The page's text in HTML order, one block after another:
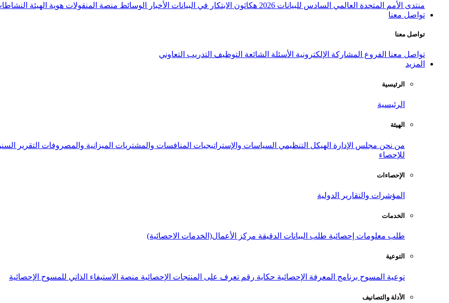
منتدى الأمم المتحدة العالمي السادس للبيانات 2026 هكاثون الابتكار في البيانات الأخبار الوسائط منصة المنقولات هوية الهيئة
تواصل معنا
تواصل معنا
تواصل معنا الفروع المشاركة الإلكترونية الأسئلة الشائعة التوظيف التدريب التعاوني
المزيد
الرئيسية
الرئيسية
الهيئة
من نحن مجلس الإدارة الهيكل التنظيمي السياسات والإستراتيجيات المنافسات والمشتريات الميزانية والمصروفات التقرير
للإحصاء
الإحصاءات
المؤشرات والتقارير الدولية
الخدمات
طلب معلومات إحصائية طلب البيانات الدقيقة مركز الأعمال(الخدمات الاحصائية)
التوعية
توعية المسوح برنامج المعرفة الإحصائية حكاية رقم تعرف على المنتجات الإحصائية منصة الاستيفاء الذاتي للمسوح الإحصائية
الأدلة والتصانيف